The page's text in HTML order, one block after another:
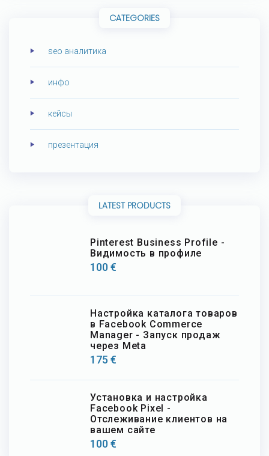
CATEGORIES
seo аналитика
инфо
кейсы
презентация
LATEST PRODUCTS
Pinterest Business Profile -
Видимость в профиле
100€
Настройка каталога товаров
в Facebook Commerce
Manager - Запуск продаж
через Meta
175 €
Установка и настройка
Facebook Pixel -
Отслеживание клиентов на
вашем сайте
100€